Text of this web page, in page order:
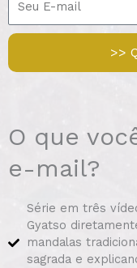
>>
O que
e-mail?
Série em três
Gyatso
mandalas
sagrada e